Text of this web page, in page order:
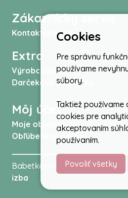
Zákaznícky servis
Kontaktujte nás
Extra
Výrobcovia
Darčekové poukážky
Môj účet
Moje objednávky
Obľúbené produkty
Babetkovo.sk © 2026 -Kočíky
izba
Cookies
Pre správnu
používame
súbory.
Taktiež
cookies pre
akceptovaním
používaním.
Povoliť všetky